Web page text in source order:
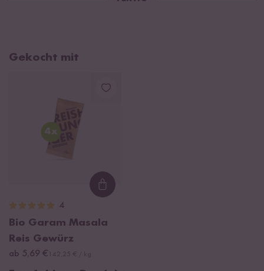
Gekocht mit
Loading...
4
Bio Garam Masala
Reis Gewürz
ab 5,69 €